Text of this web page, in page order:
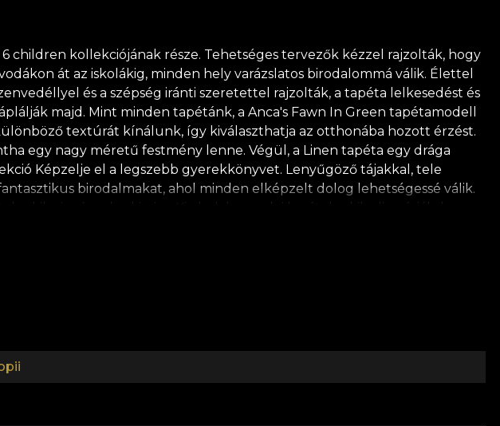
children kollekciójának része. Tehetséges tervezők kézzel rajzolták, hogy
át az iskolákig, minden hely varázslatos birodalommá válik. Élettel
és a szépség iránti szeretettel rajzolták, a tapéta lelkesedést és
majd. Mint minden tapétánk, a Anca's Fawn In Green tapétamodell
textúrát kínálunk, így kiválaszthatja az otthonába hozott érzést.
egy nagy méretű festmény lenne. Végül, a Linen tapéta egy drága
Képzelje el a legszebb gyerekkönyvet. Lenyűgöző tájakkal, tele
birodalmakat, ahol minden elképzelt dolog lehetségessé válik.
akik vigyáznak a kicsire. Kis, bolyhos erdei barátok, akik alig várják, hogy
ösztönözzék gyermeke kreativitását. *A természet iránti szeretetből
amely megfelel a legmagasabb minőségi követelményeknek.